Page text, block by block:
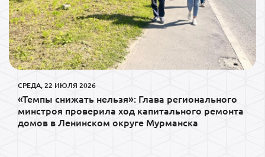
СРЕДА, 22 ИЮЛЯ 2026
«Темпы снижать нельзя»: Глава регионального
минстроя проверила ход капитального ремонта
домов в Ленинском округе Мурманска